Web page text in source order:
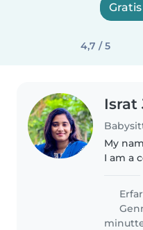
4,7 / 5
Israt
My
I am a